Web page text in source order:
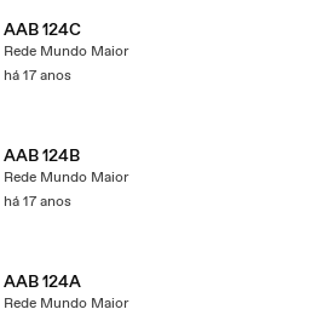
AAB 124C
Rede Mundo Maior
há 17 anos
AAB 124B
Rede Mundo Maior
há 17 anos
AAB 124A
Rede Mundo Maior